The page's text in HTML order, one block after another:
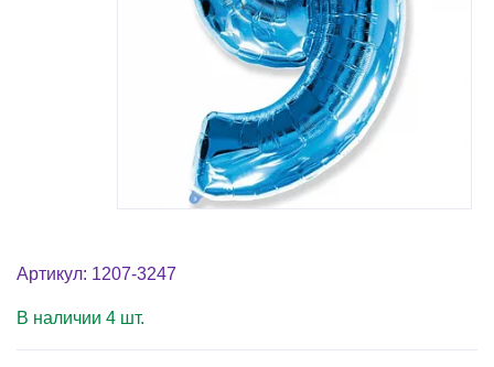
Артикул: 1207-3247
В наличии 4 шт.